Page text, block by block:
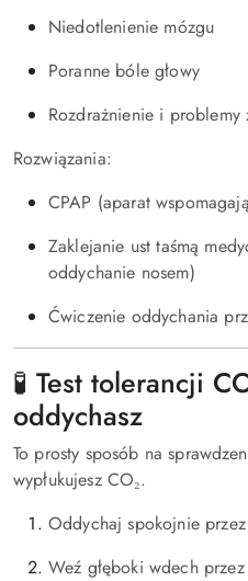
Niedotlenienie mózgu
Poranne bóle głowy
Rozdrażnienie i problemy
Rozwiązania:
CPAP (aparat
Zaklejanie ust taśmą
oddychanie nosem)
Ćwiczenie oddychania
🧪 Test tolerancji
oddychasz
To prosty sposób na
wypłukujesz CO₂.
Oddychaj spokojnie
Weź głęboki wdech